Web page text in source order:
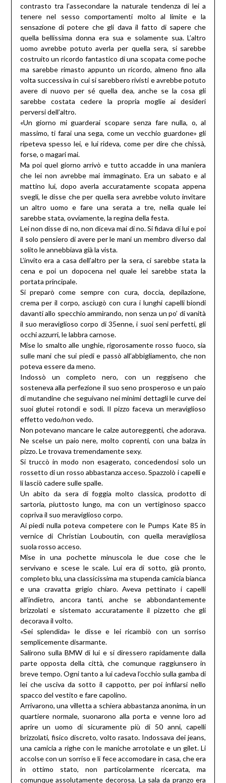
contrasto tra l’assecondare la naturale tendenza di lei a
tenere nel sesso comportamenti molto al limite e la
sensazione di potere che gli dava il fatto di sapere che
quella bellissima donna era sua e solamente sua. L’altro
uomo avrebbe potuto averla per quella sera, si sarebbe
costruito un ricordo fantastico di una scopata come poche
ma sarebbe rimasto appunto un ricordo, almeno fino alla
volta successiva in cui si sarebbero rivisti e avrebbe potuto
avere di nuovo per sé quella dea, anche se la cosa gli
sarebbe costata cedere la propria moglie ai desideri
perversi dell’altro.
«Un giorno mi guarderai scopare senza fare nulla, o, al
massimo, ti farai una sega, come un vecchio guardone» gli
ripeteva spesso lei, e lui rideva, come per dire che chissà,
forse, o magari mai.
Ma poi quel giorno arrivò e tutto accadde in una maniera
che lei non avrebbe mai immaginato. Era un sabato e al
mattino lui, dopo averla accuratamente scopata appena
svegli, le disse che per quella sera avrebbe voluto invitare
un altro uomo e fare una serata a tre, nella quale lei
sarebbe stata, ovviamente, la regina della festa.
Lei non disse di no, non diceva mai di no. Si fidava di lui e poi
il solo pensiero di avere per le mani un membro diverso dal
solito le annebbiava già la vista.
L’invito era a casa dell’altro per la sera, ci sarebbe stata la
cena e poi un dopocena nel quale lei sarebbe stata la
portata principale.
Si preparò come sempre con cura, doccia, depilazione,
crema per il corpo, asciugò con cura i lunghi capelli biondi
davanti allo specchio ammirando, non senza un po’ di vanità
il suo meraviglioso corpo di 35enne, i suoi seni perfetti, gli
occhi azzurri, le labbra carnose.
Mise lo smalto alle unghie, rigorosamente rosso fuoco, sia
sulle mani che sui piedi e passò all’abbigliamento, che non
poteva essere da meno.
Indossò un completo nero, con un reggiseno che
sosteneva alla perfezione il suo seno prosperoso e un paio
di mutandine che seguivano nei minimi dettagli le curve dei
suoi glutei rotondi e sodi. Il pizzo faceva un meraviglioso
effetto vedo/non vedo.
Non potevano mancare le calze autoreggenti, che adorava.
Ne scelse un paio nere, molto coprenti, con una balza in
pizzo. Le trovava tremendamente sexy.
Si truccò in modo non esagerato, concedendosi solo un
rossetto di un rosso abbastanza acceso. Spazzolò i capelli e
li lasciò cadere sulle spalle.
Un abito da sera di foggia molto classica, prodotto di
sartoria, piuttosto lungo, ma con un vertiginoso spacco
copriva il suo meraviglioso corpo.
Ai piedi nulla poteva competere con le Pumps Kate 85 in
vernice di Christian Louboutin, con quella meravigliosa
suola rosso acceso.
Mise in una pochette minuscola le due cose che le
servivano e scese le scale. Lui era di sotto, già pronto,
completo blu, una classicissima ma stupenda camicia bianca
e una cravatta grigio chiaro. Aveva pettinato i capelli
all’indietro, ancora tanti, anche se abbondantemente
brizzolati e sistemato accuratamente il pizzetto che gli
decorava il volto.
«Sei splendida» le disse e lei ricambiò con un sorriso
semplicemente disarmante.
Salirono sulla BMW di lui e si diressero rapidamente dalla
parte opposta della città, che comunque raggiunsero in
breve tempo. Ogni tanto a lui cadeva l’occhio sulla gamba di
lei che usciva da sotto il cappotto, per poi infilarsi nello
spacco del vestito e fare capolino.
Arrivarono, una villetta a schiera abbastanza anonima, in un
quartiere normale, suonarono alla porta e venne loro ad
aprire un uomo di sicuramente più di 50 anni, capelli
brizzolati, fisico discreto, volto rasato. Indossava dei jeans,
una camicia a righe con le maniche arrotolate e un gilet. Li
accolse con un sorriso e li fece accomodare in casa, che era
in ottimo stato, non particolarmente ricercata, ma
comunque assolutamente decorosa. La sala da pranzo era